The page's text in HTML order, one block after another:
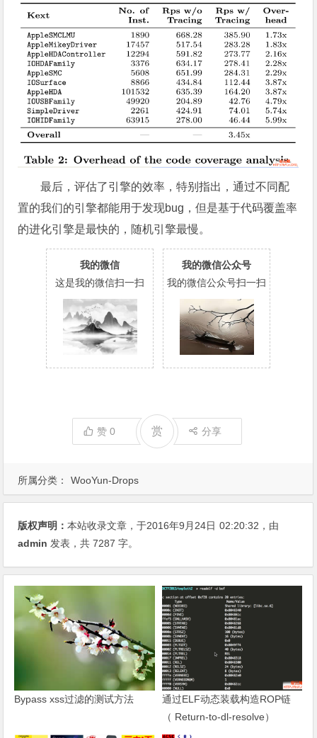
所属分类： WooYun-Drops
最后，评估了引擎的效率，特别指出，通过不同配
置的我们的引擎都能用于发现bug，但是基于代码覆盖率
的进化引擎是最快的，随机引擎最慢。
我的微信
这是我的微信扫一扫
我的微信公众号
我的微信公众号扫一扫
赞0 赏 分享
版权声明：本站收录文章，于2016年9月24日 02:20:32 ，由
admin 发表，共 7287 字。
Bypass xss过滤的测试方法
通过ELF动态装载构造ROP链
（ Return-to-dl-resolve）